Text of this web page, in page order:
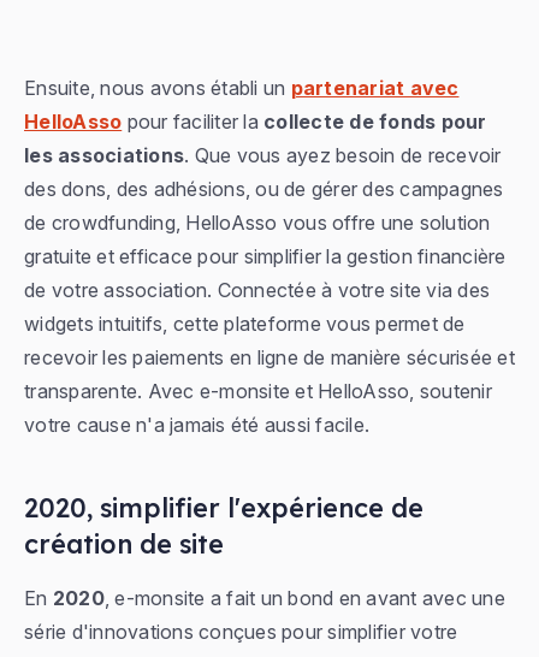
Ensuite, nous avons établi un partenariat avec
HelloAsso pour faciliter la collecte de fonds pour
les associations. Que vous ayez besoin de recevoir
des dons, des adhésions, ou de gérer des campagnes
de crowdfunding, HelloAsso vous offre une solution
gratuite et efficace pour simplifier la gestion financière
de votre association. Connectée à votre site via des
widgets intuitifs, cette plateforme vous permet de
recevoir les paiements en ligne de manière sécurisée et
transparente. Avec e-monsite et HelloAsso, soutenir
votre cause n'a jamais été aussi facile.
2020, simplifier l'expérience de
création de site
En 2020, e-monsite a fait un bond en avant avec une
série d'innovations conçues pour simplifier votre